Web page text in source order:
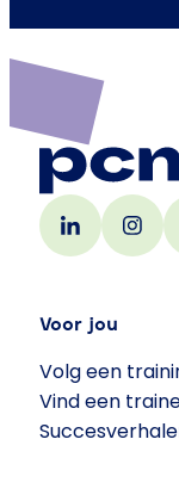
Voor jou
Volg een
Vind een